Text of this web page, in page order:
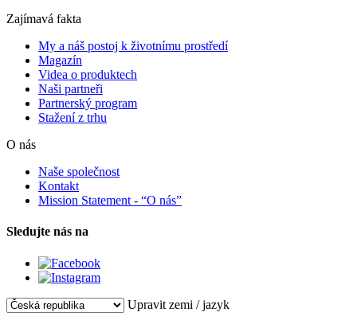
Zajímavá fakta
My a náš postoj k životnímu prostředí
Magazín
Videa o produktech
Naši partneři
Partnerský program
Stažení z trhu
O nás
Naše společnost
Kontakt
Mission Statement - “O nás”
Sledujte nás na
Upravit zemi / jazyk